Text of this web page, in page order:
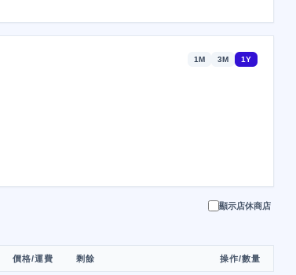
1M 3M 1Y
顯示店休商店
價格/運費 剩餘 操作/數量